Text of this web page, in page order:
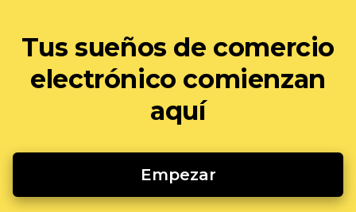
Tus sueños de comercio
electrónico comienzan
aquí
Empezar